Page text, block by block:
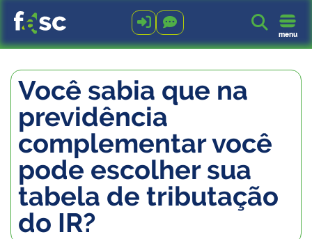
  
menu
Você sabia que na
previdência
complementar você
pode escolher sua
tabela de tributação
do IR?